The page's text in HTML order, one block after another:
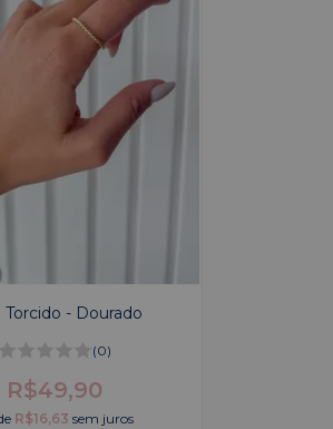
Torcido - Dourado
(0)
R$49,90
R$16,63 sem juros